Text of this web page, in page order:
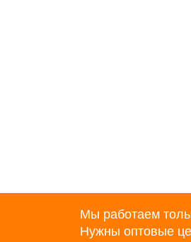
Мы работаем
Нужны оптовые